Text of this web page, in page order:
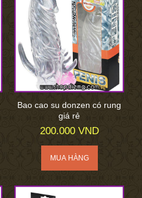
Bao cao su donzen có rung
giá rẻ
200.000 VND